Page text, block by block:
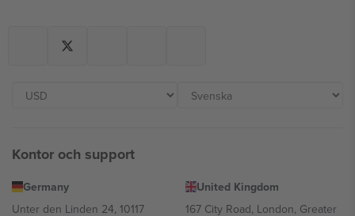
Kontor och support
Germany
Unter den Linden 24, 10117
United Kingdom
167 City Road, London, Greater